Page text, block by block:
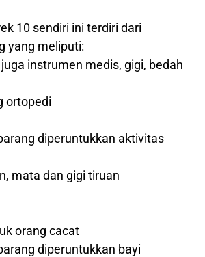
10 sendiri ini terdiri dari
yang meliputi:
instrumen medis, gigi, bedah
ortopedi
diperuntukkan aktivitas
mata dan gigi tiruan
orang cacat
diperuntukkan bayi